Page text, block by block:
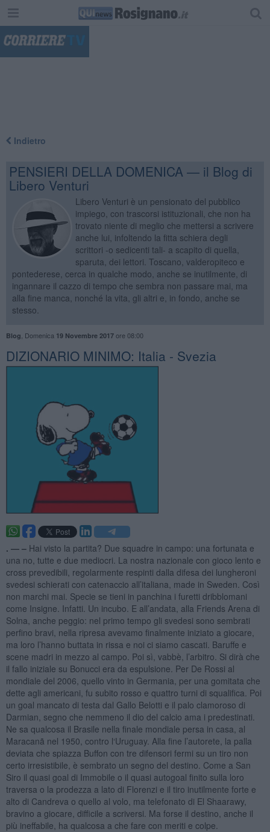
Indietro
PENSIERI DELLA DOMENICA — il Blog di
Libero Venturi
Libero Venturi è un pensionato del pubblico
impiego, con trascorsi istituzionali, che non ha
trovato niente di meglio che mettersi a scrivere
anche lui, infoltendo la fitta schiera degli
scrittori -o sedicenti tali- a scapito di quella,
sparuta, dei lettori. Toscano, valderopiteco e
pontederese, cerca in qualche modo, anche se inutilmente, di
ingannare il cazzo di tempo che sembra non passare mai, ma
alla fine manca, nonché la vita, gli altri e, in fondo, anche se
stesso.
Blog Domenica 19 Novembre 2017ore 08:00
DIZIONARIO MINIMO: Italia - Svezia
. — –Hai visto la partita? Due squadre in campo: una fortunata e
una no, tutte e due mediocri. La nostra nazionale con gioco lento e
cross prevedibili, regolarmente respinti dalla difesa dei lungheroni
svedesi schierati con catenaccio all’italiana, made in Sweden. Così
non marchi mai. Specie se tieni in panchina i furetti dribblomani
come Insigne. Infatti. Un incubo. E all’andata, alla Friends Arena di
Solna, anche peggio: nel primo tempo gli svedesi sono sembrati
perfino bravi, nella ripresa avevamo finalmente iniziato a giocare,
ma loro l’hanno buttata in rissa e noi ci siamo cascati. Baruffe e
scene madri in mezzo al campo. Poi sì, vabbè, l’arbitro. Si dirà che
il fallo iniziale su Bonucci era da espulsione. Per De Rossi al
mondiale del 2006, quello vinto in Germania, per una gomitata che
dette agli americani, fu subito rosso e quattro turni di squalifica. Poi
un goal mancato di testa dal Gallo Belotti e il palo clamoroso di
Darmian, segno che nemmeno il dio del calcio ama i predestinati.
Ne sa qualcosa il Brasile nella finale mondiale persa in casa, al
Maracanã nel 1950, contro l‘Uruguay. Alla fine l’autorete, la palla
deviata che spiazza Buffon con tre difensori fermi su un tiro non
certo irresistibile, è sembrato un segno del destino. Come a San
Siro il quasi goal di Immobile o il quasi autogoal finito sulla loro
traversa o la prodezza a lato di Florenzi e il tiro inutilmente forte e
alto di Candreva o quello al volo, ma telefonato di El Shaarawy,
bravino a giocare, difficile a scriversi. Ma forse il destino, anche il
più ineffabile, ha qualcosa a che fare con meriti e colpe.